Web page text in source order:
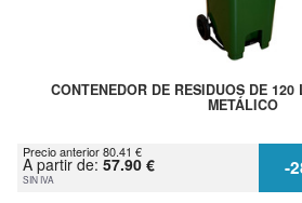
CONTENEDOR DE RESIDUOS DE
METÁLICO
Precio anterior 80.41 €
A partir de: 57.90 €
SIN IVA -